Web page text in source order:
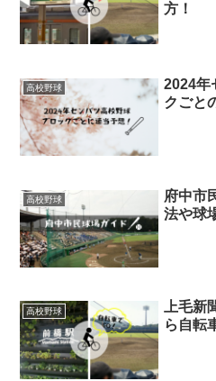
方！
高校野球
2024年
クごと
高校野球
府中市
法や球
高校野球
上毛
ら自転